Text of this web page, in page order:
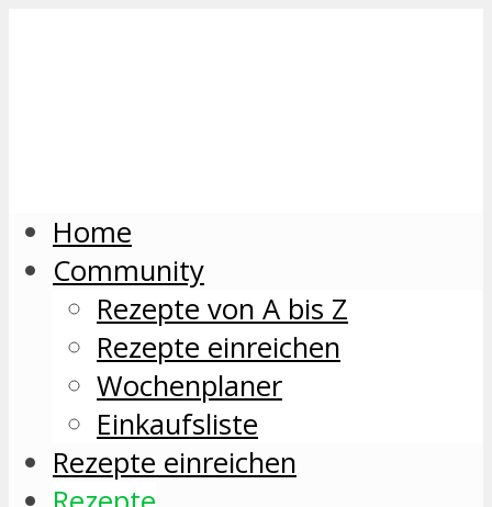
Home
Community
Rezepte von A bis Z
Rezepte einreichen
Wochenplaner
Einkaufsliste
Rezepte einreichen